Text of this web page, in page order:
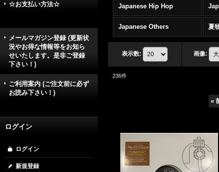
☆お支払い方法☆
メールマガジン登録 (更新状
況やお得な情報等をお知ら
せいたします。是非ご登録
下さい！)
ご利用案内 (ご注文前に必ず
お読み下さい！)
ログイン
ログイン
新規登録
Japanese Hip Hop
Japanese Others 夏
表示数: 画像:
236件
«